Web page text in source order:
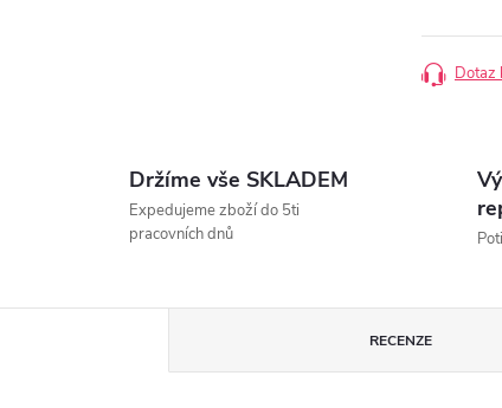
cena:
Dotaz
Držíme vše SKLADEM
Expedujeme zboží do 5ti
pracovních dnů
RECENZE